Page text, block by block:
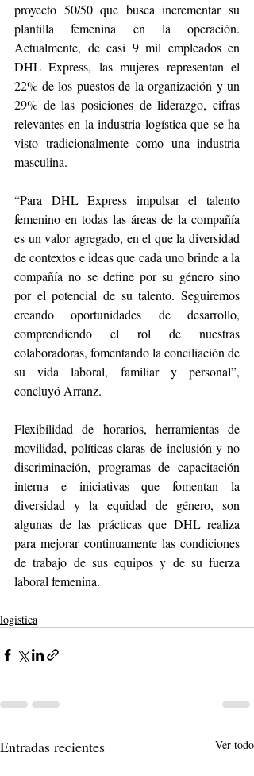
proyecto 50/50 que busca incrementar su
plantilla femenina en la operación.
Actualmente, de casi 9 mil empleados en
DHL Express, las mujeres representan el
22% de los puestos de la organización y un
29% de las posiciones de liderazgo, cifras
relevantes en la industria logística que se ha
visto tradicionalmente como una industria
masculina.
“Para DHL Express impulsar el talento
femenino en todas las áreas de la compañía
es un valor agregado, en el que la diversidad
de contextos e ideas que cada uno brinde a la
compañía no se define por su género sino
por el potencial de su talento. Seguiremos
creando oportunidades de desarrollo,
comprendiendo el rol de nuestras
colaboradoras, fomentando la conciliación de
su vida laboral, familiar y personal”,
concluyó Arranz.
Flexibilidad de horarios, herramientas de
movilidad, políticas claras de inclusión y no
discriminación, programas de capacitación
interna e iniciativas que fomentan la
diversidad y la equidad de género, son
algunas de las prácticas que DHL realiza
para mejorar continuamente las condiciones
de trabajo de sus equipos y de su fuerza
laboral femenina.
logistica
Entradas recientes Ver todo